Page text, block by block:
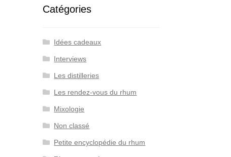
Catégories
Idées cadeaux
Interviews
Les distilleries
Les rendez-vous du rhum
Mixologie
Non classé
Petite encyclopédie du rhum